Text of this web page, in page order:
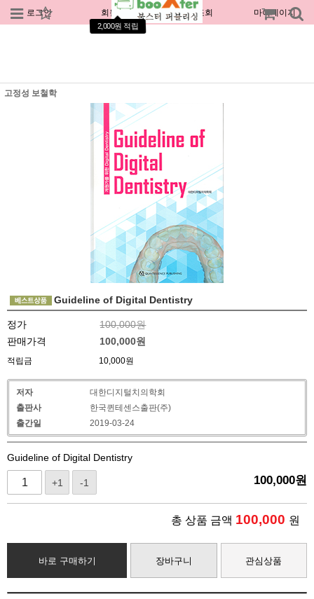
로그인 회원가입
2,000원 적립
주문조회 마이페이지
고정성 보철학
Guideline of Digital Dentistry
정가
100,000원
판매가격
100,000원
적립금 10,000원
저자
대한디지털치의학회
출판사
한국퀸테센스출판(주)
출간일
2019-03-24
Guideline of Digital Dentistry
+1 -1 100,000원
총 상품 금액 100,000 원
바로 구매하기 장바구니 관심상품